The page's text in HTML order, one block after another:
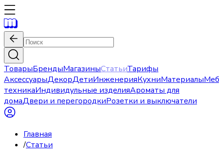
ТоварыБрендыМагазиныСтатьиТарифы
АксессуарыДекорДетиИнженерияКухниМатериалы
техникаИндивидульные изделияАроматы для
домаДвери и перегородкиРозетки и выключатели
Главная
/Статьи